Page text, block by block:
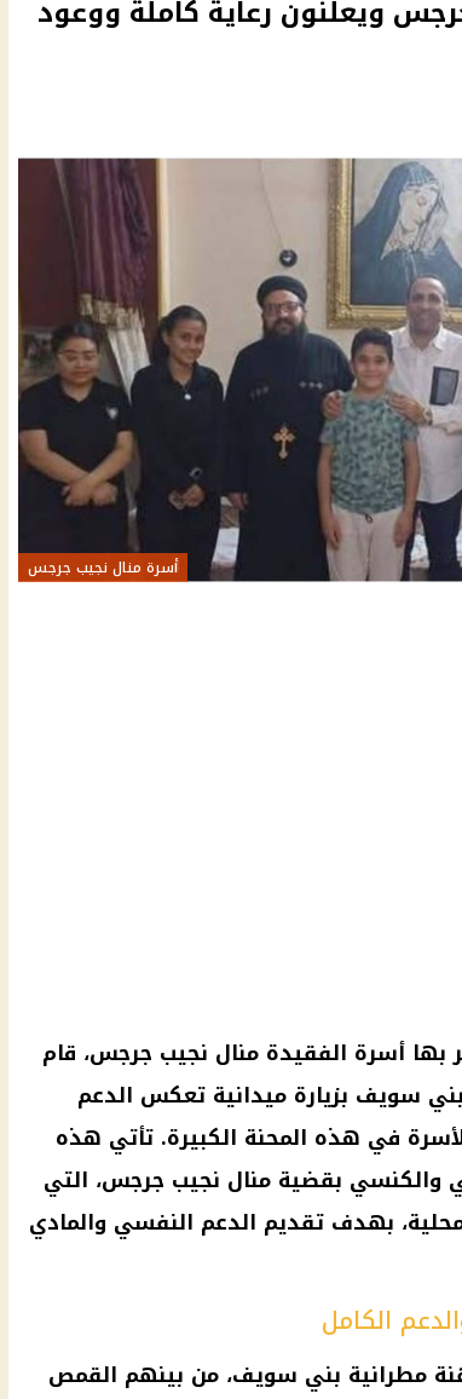
ويعلنون رعاية كاملة ووعود
أسرة منال نجيب جرجس
بها أسرة الفقيدة منال نجيب جرجس، قام
سويف بزيارة ميدانية تعكس الدعم
في هذه المحنة الكبيرة. تأتي هذه
والكنسي بقضية منال نجيب جرجس، التي
بهدف تقديم الدعم النفسي والمادي
الكامل
مطرانية بني سويف، من بينهم القمص